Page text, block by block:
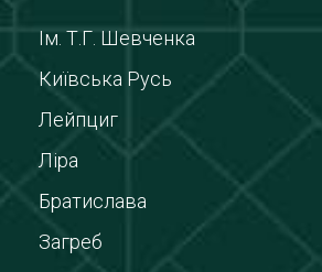
Ім. Т.Г. Шевченка
Київська Русь
Лейпциг
Ліра
Братислава
Загреб